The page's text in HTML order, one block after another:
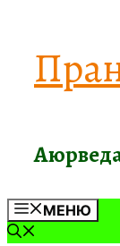
МЕНЮ